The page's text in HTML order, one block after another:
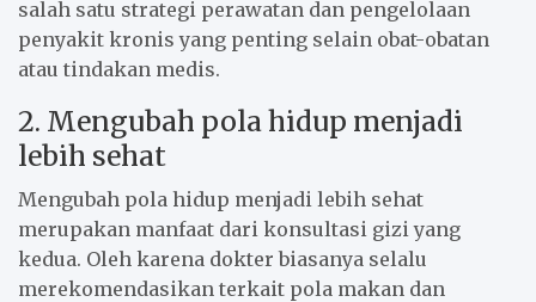
salah satu strategi perawatan dan pengelolaan
penyakit kronis yang penting selain obat-obatan
atau tindakan medis.
2. Mengubah pola hidup menjadi
lebih sehat
Mengubah pola hidup menjadi lebih sehat
merupakan manfaat dari konsultasi gizi yang
kedua. Oleh karena dokter biasanya selalu
merekomendasikan terkait pola makan dan